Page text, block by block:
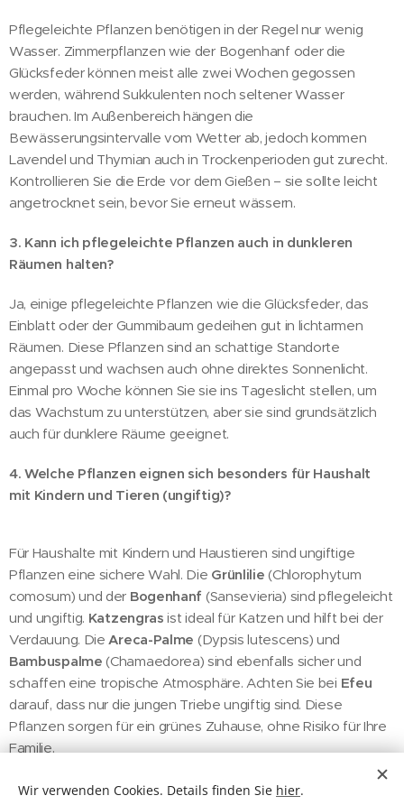
Pflegeleichte Pflanzen benötigen in der Regel nur wenig
Wasser. Zimmerpflanzen wie der Bogenhanf oder die
Glücksfeder können meist alle zwei Wochen gegossen
werden, während Sukkulenten noch seltener Wasser
brauchen. Im Außenbereich hängen die
Bewässerungsintervalle vom Wetter ab, jedoch kommen
Lavendel und Thymian auch in Trockenperioden gut zurecht.
Kontrollieren Sie die Erde vor dem Gießen – sie sollte leicht
angetrocknet sein, bevor Sie erneut wässern.
3. Kann ich pflegeleichte Pflanzen auch in dunkleren
Räumen halten?
Ja, einige pflegeleichte Pflanzen wie die Glücksfeder, das
Einblatt oder der Gummibaum gedeihen gut in lichtarmen
Räumen. Diese Pflanzen sind an schattige Standorte
angepasst und wachsen auch ohne direktes Sonnenlicht.
Einmal pro Woche können Sie sie ins Tageslicht stellen, um
das Wachstum zu unterstützen, aber sie sind grundsätzlich
auch für dunklere Räume geeignet.
4.Welche Pflanzen eignen sich besonders für Haushalt
mit Kindern und Tieren (ungiftig)?
Für Haushalte mit Kindern und Haustieren sind ungiftige
Pflanzen eine sichere Wahl. Die Grünlilie (Chlorophytum
comosum) und der Bogenhanf (Sansevieria) sind pflegeleicht
und ungiftig. Katzengras ist ideal für Katzen und hilft bei der
Verdauung. DieAreca-Palme (Dypsis lutescens) und
Bambuspalme (Chamaedorea) sind ebenfalls sicher und
schaffen eine tropische Atmosphäre. Achten Sie bei Efeu
darauf, dass nur die jungen Triebe ungiftig sind. Diese
Pflanzen sorgen für ein grünes Zuhause, ohne Risiko für Ihre
Familie.
Share
Wir verwenden Cookies. Details finden Sie hier.